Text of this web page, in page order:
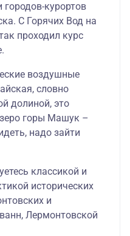
курортов
С Горячих Вод на
проходил курс
воздушные
словно
долиной, это
горы Машук –
надо зайти
классикой и
исторических
и
Лермонтовской